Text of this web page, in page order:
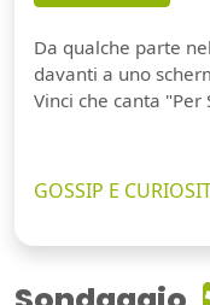
Da qualche parte
davanti a uno
Vinci che canta "Per
GOSSIP E